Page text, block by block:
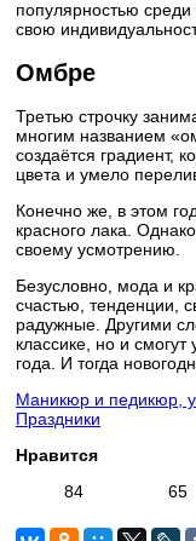
популярностью среди
свою
Омбре
Третью строчку
многим названием
создаётся градиент,
цвета и умело
Конечно же, в этом
красного лака.
своему усмотрению.
Безусловно, мода и
счастью, тенденции,
радужные. Другими
классике, но и
года. И тогда
Маникюр и педикюр,
Праздники
Нравится
84
65